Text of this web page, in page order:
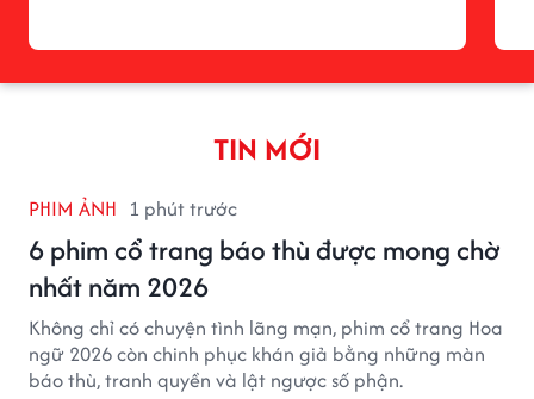
TIN MỚI
PHIM ẢNH 1 phút trước
6 phim cổ trang báo thù được mong chờ
nhất năm 2026
Không chỉ có chuyện tình lãng mạn, phim cổ trang Hoa
ngữ 2026 còn chinh phục khán giả bằng những màn
báo thù, tranh quyền và lật ngược số phận.